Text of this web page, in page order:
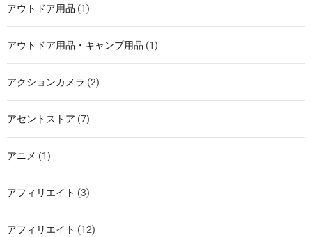
アウトドア用品 (1)
アウトドア用品・キャンプ用品 (1)
アクションカメラ (2)
アセントストア (7)
アニメ (1)
アフィリエイト (3)
アフィリエイト (12)